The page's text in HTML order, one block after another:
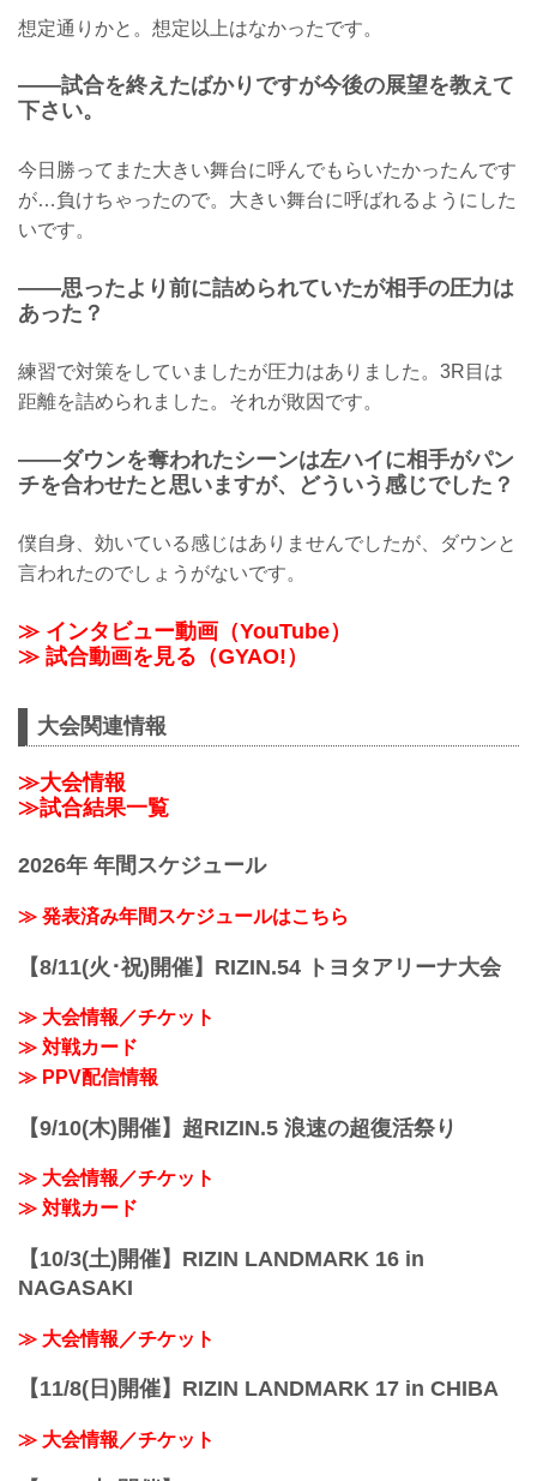
想定通りかと。想定以上はなかったです。
——試合を終えたばかりですが今後の展望を教えて
下さい。
今日勝ってまた大きい舞台に呼んでもらいたかったんです
が…負けちゃったので。大きい舞台に呼ばれるようにした
いです。
——思ったより前に詰められていたが相手の圧力は
あった？
練習で対策をしていましたが圧力はありました。3R目は
距離を詰められました。それが敗因です。
——ダウンを奪われたシーンは左ハイに相手がパン
チを合わせたと思いますが、どういう感じでした？
僕自身、効いている感じはありませんでしたが、ダウンと
言われたのでしょうがないです。
≫ インタビュー動画（YouTube）
≫ 試合動画を見る（GYAO!）
大会関連情報
≫大会情報
≫試合結果一覧
2026年 年間スケジュール
≫ 発表済み年間スケジュールはこちら
【8/11(火･祝)開催】RIZIN.54 トヨタアリーナ大会
≫ 大会情報／チケット
≫ 対戦カード
≫ PPV配信情報
【9/10(木)開催】超RIZIN.5 浪速の超復活祭り
≫ 大会情報／チケット
≫ 対戦カード
【10/3(土)開催】RIZIN LANDMARK 16 in
NAGASAKI
≫ 大会情報／チケット
【11/8(日)開催】RIZIN LANDMARK 17 in CHIBA
≫ 大会情報／チケット